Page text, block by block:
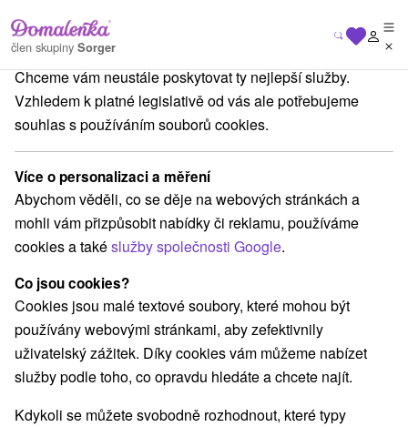
člen skupiny Sorger
Pobyty na Slovensku Relaxační pobyty Jasná
Relaxační pobyty Jasná
Kategorie
Všechny kategorie
Pobyty v akci(14)
Wellness pobyty(17) Víkendové pobyty(21)
Romantické pobyty
Rodinné pobyty(20)
Vyberte lokalitu nebo termín
Nejprodávanější
Na vašem soukromí nám záleží
Chceme vám neustále poskytovat ty nejlepší služby.
Vzhledem k platné legislativě od vás ale potřebujeme
souhlas s používáním souborů cookies.
Více o personalizaci a měření
Abychom věděli, co se děje na webových stránkách a
mohli vám přizpůsobit nabídky či reklamu, používáme
cookies a takéslužby společnosti Google.
Co jsou cookies?
Cookies jsou malé textové soubory, které mohou být
používány webovými stránkami, aby zefektivnily
uživatelský zážitek. Díky cookies vám můžeme nabízet
služby podle toho, co opravdu hledáte a chcete najít.
Kdykoli se můžete svobodně rozhodnout, které typy